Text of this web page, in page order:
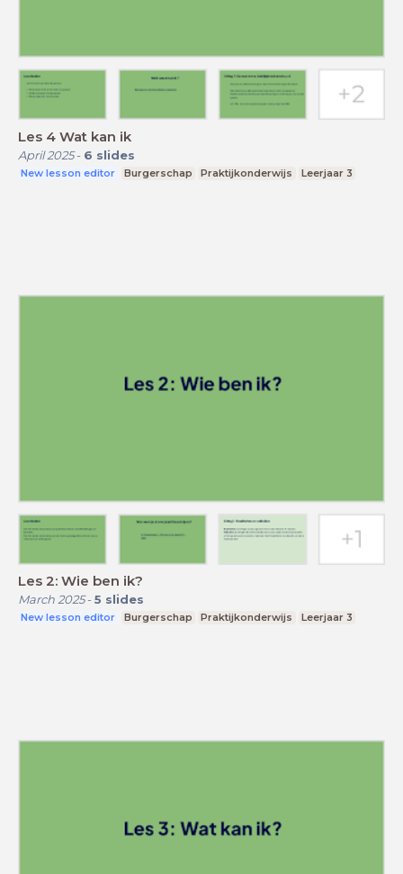
Les 4 Wat kan ik
April 2025- 6 slides
New lesson editor Burgerschap Praktijkonderwijs Leerjaar 3
Les 2: Wie ben ik?
March 2025- 5 slides
New lesson editor Burgerschap Praktijkonderwijs Leerjaar 3